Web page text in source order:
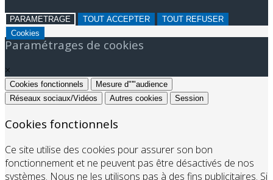
PARAMETRAGE TOUT ACCEPTER
TOUT REFUSER
Cookies
Paramétrages de cookies
×
Cookies fonctionnels
Mesure d"'"audience
Réseaux sociaux/Vidéos
Autres cookies Session
Cookies fonctionnels
Ce site utilise des cookies pour assurer son bon
fonctionnement et ne peuvent pas être désactivés de nos
systèmes. Nous ne les utilisons pas à des fins publicitaires. Si